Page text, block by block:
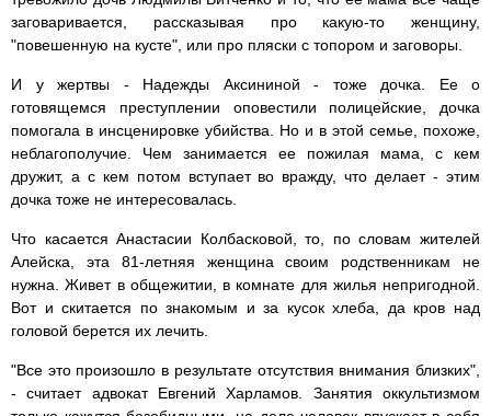
заговаривается, рассказывая про какую-то женщину,
"повешенную на кусте", или про пляски с топором и заговоры.
И у жертвы - Надежды Аксининой - тоже дочка. Ее о
готовящемся преступлении оповестили полицейские, дочка
помогала в инсценировке убийства. Но и в этой семье, похоже,
неблагополучие. Чем занимается ее пожилая мама, с кем
дружит, а с кем потом вступает во вражду, что делает - этим
дочка тоже не интересовалась.
Что касается Анастасии Колбасковой, то, по словам жителей
Алейска, эта 81-летняя женщина своим родственникам не
нужна. Живет в общежитии, в комнате для жилья непригодной.
Вот и скитается по знакомым и за кусок хлеба, да кров над
головой берется их лечить.
"Все это произошло в результате отсутствия внимания близких",
- считает адвокат Евгений Харламов. Занятия оккультизмом